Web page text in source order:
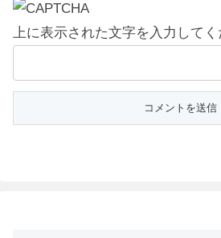
上に表示された文字を入力してく